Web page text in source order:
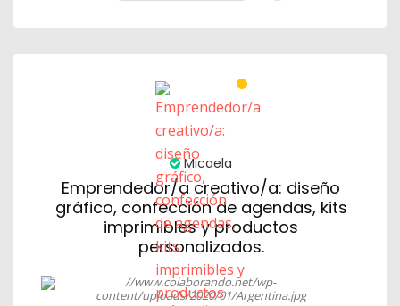
Micaela
Emprendedor/a creativo/a: diseño
gráfico, confección de agendas, kits
imprimibles y productos
personalizados.